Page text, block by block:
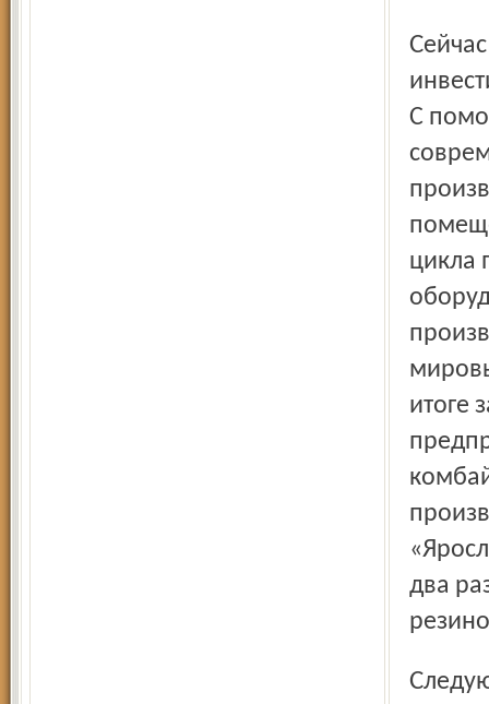
Сейчас на «Ярославрезинотехнике» реализуется
С
цикла
итоге
два
Следующий этап (около 7 млн. евро) инвестиционной